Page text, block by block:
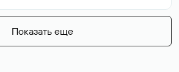
Показать еще